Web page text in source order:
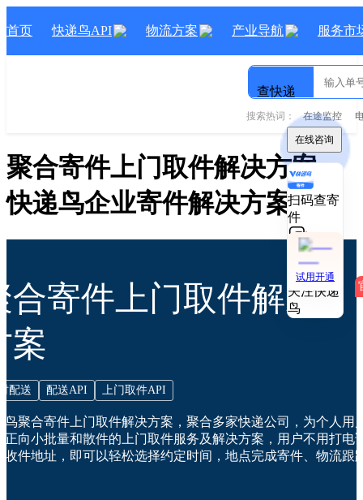
在线咨询
扫码查寄
件
技术对接
关注快递
鸟
试用开通
首页 快递鸟API 物流方案 产业导航 服务市
查快递
搜索热词： 在途监控
聚合寄件上门取件解决方案-
快递鸟企业寄件解决方案
合寄件上门取件解决
案
配送 配送API 上门取件API
鸟聚合寄件上门取件解决方案，聚合多家快递公司，为个人用
正向小批量和散件的上门取件服务及解决方案，用户不用打电
收件地址，即可以轻松选择约定时间，地点完成寄件、物流跟